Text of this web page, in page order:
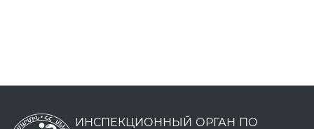
ИНСПЕКЦИОННЫЙ ОРГАН ПО